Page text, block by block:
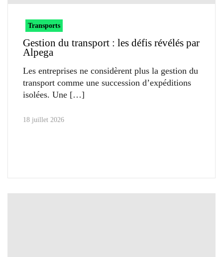
Transports
Gestion du transport : les défis révélés par
Alpega
Les entreprises ne considèrent plus la gestion du
transport comme une succession d’expéditions
isolées. Une
18 juillet 2026